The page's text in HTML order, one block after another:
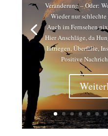
Veränderung – Oder:
Wieder nur
Auch im Fernsehen
Hier Anschläge, da
Intriegen, Überfälle,
Positive